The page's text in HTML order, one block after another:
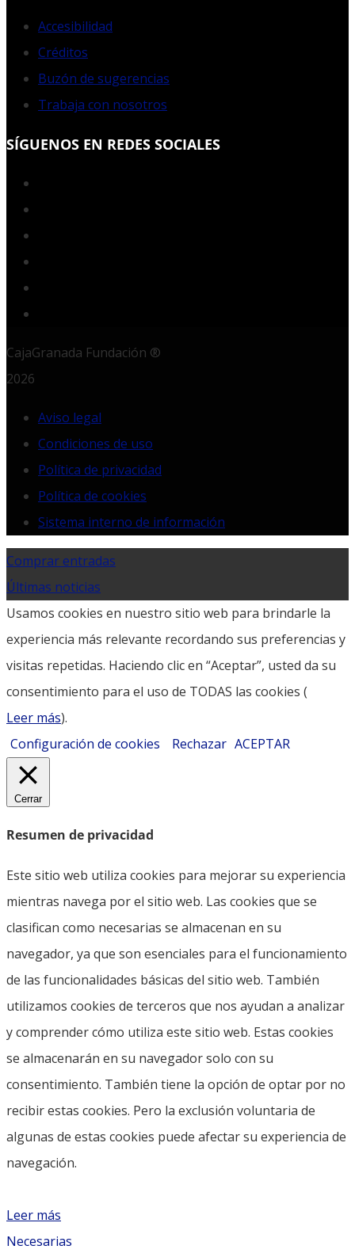
Accesibilidad
Créditos
Buzón de sugerencias
Trabaja con nosotros
SÍGUENOS EN REDES SOCIALES
CajaGranada Fundación ®
2026
Aviso legal
Condiciones de uso
Política de privacidad
Política de cookies
Sistema interno de información
Comprar entradas
Últimas noticias
Usamos cookies en nuestro sitio web para brindarle la
experiencia más relevante recordando sus preferencias y
visitas repetidas. Haciendo clic en “Aceptar”, usted da su
consentimiento para el uso de TODAS las cookies (
Leer más).
Configuración de cookies
Rechazar ACEPTAR
Cerrar
Resumen de privacidad
Este sitio web utiliza cookies para mejorar su experiencia
mientras navega por el sitio web. Las cookies que se
clasifican como necesarias se almacenan en su
navegador, ya que son esenciales para el funcionamiento
de las funcionalidades básicas del sitio web. También
utilizamos cookies de terceros que nos ayudan a analizar
y comprender cómo utiliza este sitio web. Estas cookies
se almacenarán en su navegador solo con su
consentimiento. También tiene la opción de optar por no
recibir estas cookies. Pero la exclusión voluntaria de
algunas de estas cookies puede afectar su experiencia de
navegación.
Leer más
Necesarias